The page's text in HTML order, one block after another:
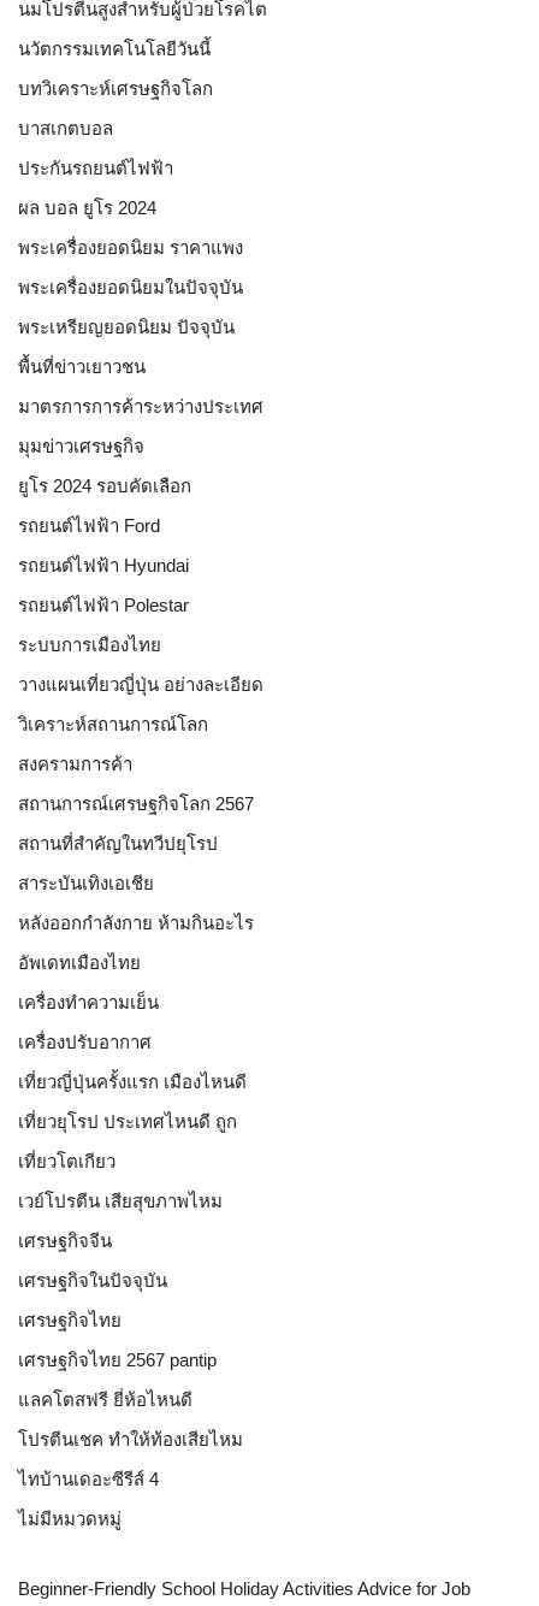
นมโปรตีนสูงสำหรับผู้ป่วยโรคไต
นวัตกรรมเทคโนโลยีวันนี้
บทวิเคราะห์เศรษฐกิจโลก
บาสเกตบอล
ประกันรถยนต์ไฟฟ้า
ผล บอล ยูโร 2024
พระเครื่องยอดนิยม ราคาแพง
พระเครื่องยอดนิยมในปัจจุบัน
พระเหรียญยอดนิยม ปัจจุบัน
พื้นที่ข่าวเยาวชน
มาตรการการค้าระหว่างประเทศ
มุมข่าวเศรษฐกิจ
ยูโร 2024 รอบคัดเลือก
รถยนต์ไฟฟ้า Ford
รถยนต์ไฟฟ้า Hyundai
รถยนต์ไฟฟ้า Polestar
ระบบการเมืองไทย
วางแผนเที่ยวญี่ปุ่น อย่างละเอียด
วิเคราะห์สถานการณ์โลก
สงครามการค้า
สถานการณ์เศรษฐกิจโลก 2567
สถานที่สำคัญในทวีปยุโรป
สาระบันเทิงเอเชีย
หลังออกกําลังกาย ห้ามกินอะไร
อัพเดทเมืองไทย
เครื่องทำความเย็น
เครื่องปรับอากาศ
เที่ยวญี่ปุ่นครั้งแรก เมืองไหนดี
เที่ยวยุโรป ประเทศไหนดี ถูก
เที่ยวโตเกียว
เวย์โปรตีน เสียสุขภาพไหม
เศรษฐกิจจีน
เศรษฐกิจในปัจจุบัน
เศรษฐกิจไทย
เศรษฐกิจไทย 2567 pantip
แลคโตสฟรี ยี่ห้อไหนดี
โปรตีนเชค ทำให้ท้องเสียไหม
ไทบ้านเดอะซีรีส์ 4
ไม่มีหมวดหมู่
Beginner-Friendly School Holiday Activities Advice for Job